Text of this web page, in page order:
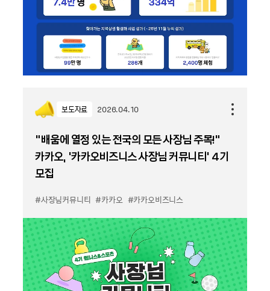
보도자료 2026.04.10
“배움에 열정 있는 전국의 모든 사장님 주목!”
카카오, ‘카카오비즈니스 사장님 커뮤니티’ 4기
모집
#사장님커뮤니티 #카카오 #카카오비즈니스